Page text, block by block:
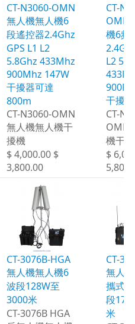
CT-N3060-OMN
無人機無人機6
段遙控器2.4Ghz
GPS L1 L2
5.8Ghz 433Mhz
900Mhz 147W
干擾器可達
800m
CT-N3060-OMN
無人機無人機干
擾機
$ 4,000.00 $
3,800.00
CT-
OMN
機6頻
L2
干擾
CT-
OMN
機干
$
CT-3076B-HGA
無人機無人機6
波段128W至
3000米
CT-3076B HGA
CT-
無人
攜式
段
米